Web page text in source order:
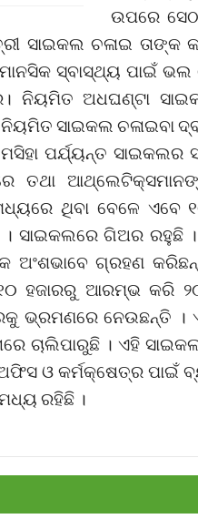
ଉପରେ
ସାଇକଲ ଚଳାଇ ତାଙ୍କ
ମାନସିକ ସ୍ବାସ୍ଥ୍ୟ ପାଇଁ
ନିୟମିତ ଅଧଘଣ୍ଟା
ସାଇକଲ ଚଳାଇବା
ମସିହା ପର୍ଯ୍ୟନ୍ତ
ତଥା
ଥିବା ବେଳେ ଏବେ
ସାଇକଲରେ ଗିଅର ରହୁଛି
ଅଂଶଭାବେ ଗ୍ରହଣ
ହଜାରରୁ ଆରମ୍ଭ କରି
ଭ୍ରମଣରେ ନେଉଛନ୍ତି ।
ଚାଲିପାରୁଛି । ଏହି
ଓ କର୍ମକ୍ଷେତ୍ର ପାଇଁ
ରହିଛି ।